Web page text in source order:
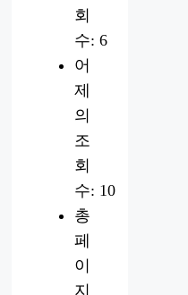
회
수: 6
어
제
의
조
회
수: 10
총
페
이
지